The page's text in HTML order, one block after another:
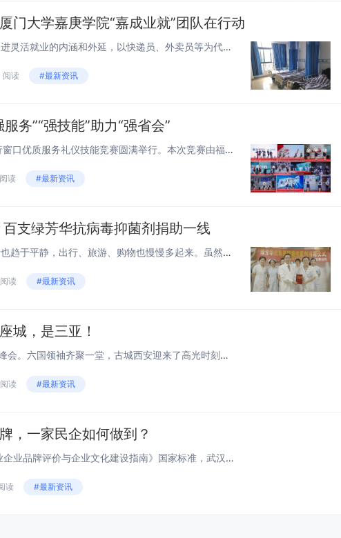
大学嘉庚学院“嘉成业就”团队在行动
随着数字经济化深入发展，促进灵活就业的内涵和外延，以快递员、外卖员等为代表的灵活就业群体往往与网络平台没有明确的单位制相比，但“新业态群体”一定程度上具有某种依附性，厦门大学嘉庚学院“嘉成业就”团队于2022年11月17日、2023年1月4...
阅读 #最新资讯
务”“强技能”助力“强省会”
8月18日，2023年福州市银行窗口优质服务礼仪技能竞赛圆满举行。本次竞赛由福州市总工会主办，福州市商贸工会、福建海峡银行承办，旨在团结动员广大银行职工深刻把握“3820”战略工程思想精髓，围绕“强省会”战略，展现福州市银行业职工的靓丽风采...
读 #最新资讯
支绿芳华抗病毒抑菌剂捐助一线
随着酷暑的来临，人们的生活也趋于平静，出行、旅游、购物也慢慢多起来。虽然新冠疫情已经被调整为“乙类乙管”，但是病毒还在，而且还在不断变异。后疫情时代，每个人都是自己健康的第一责任人，做好个人的防护，有一个好的预防工具，避免重复感染是非常重要...
读 #最新资讯
城，是三亚！
01最近的大事，莫过于中亚峰会。六国领袖齐聚一堂，古城西安迎来了高光时刻。通过中亚峰会的联合声明，我们可以感受到，中国·西安崛起的势头，不可阻挡。毕竟，这是中国除了首都外，同时接待了多位他国领袖的城市之一。 ...
读 #最新资讯
，一家民企如何做到？
依据GB/T27925-2011《商业企业品牌评价与企业文化建设指南》国家标准，武汉容晟吉美科技有限公司品牌覆盖的“地铁隧道钢环和环氧树脂灌浆材料”通过国家认证认可监督管理委员会批准的权威认证构颁发的品牌认证证书。容晟吉美为什么...
读 #最新资讯